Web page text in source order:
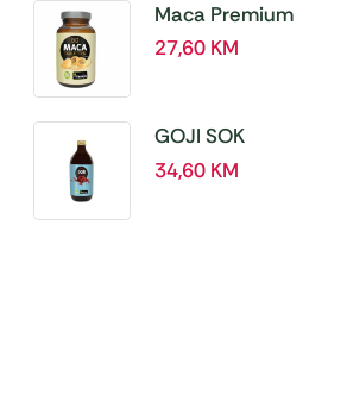
Maca Premium
BIO 500 mg
27,60 KM
GOJI SOK
PREMIUM 100% a
34,60 KM